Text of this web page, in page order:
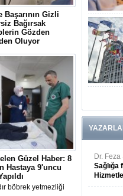
Gizli
Bağırsak
Gözden
Oluyor
her 4 ila 5
bağırsak
olduğunu ve bu
öncüsü poliplerin
ortaya
Güzel Haber: 8
Hastaya 9'uncu
böbrek yetmezliği
Dr. Feza
Sağlığa